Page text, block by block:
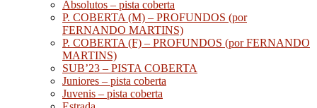
Absolutos – pista coberta
P. COBERTA (M) – PROFUNDOS (por
FERNANDO MARTINS)
P. COBERTA (F) – PROFUNDOS (por FERNANDO
MARTINS)
SUB’23 – PISTA COBERTA
Juniores – pista coberta
Juvenis – pista coberta